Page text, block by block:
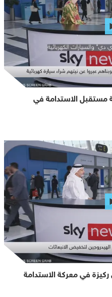
مستقبل الاستدامة في
في معركة الاستدامة